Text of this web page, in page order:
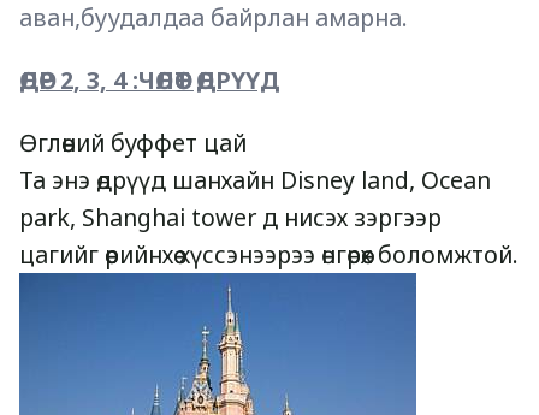
аван,буудалдаа байрлан амарна.
ӨДӨР 2, 3, 4 :ЧӨЛӨӨТ ӨДРҮҮД
Өглөөний буффет цай
Та энэ өдрүүд шанхайн Disney land, Ocean
park, Shanghai tower д нисэх зэргээр
цагийг өөрийнхөө хүссэнээрээ өнгөрөөх боломжтой.